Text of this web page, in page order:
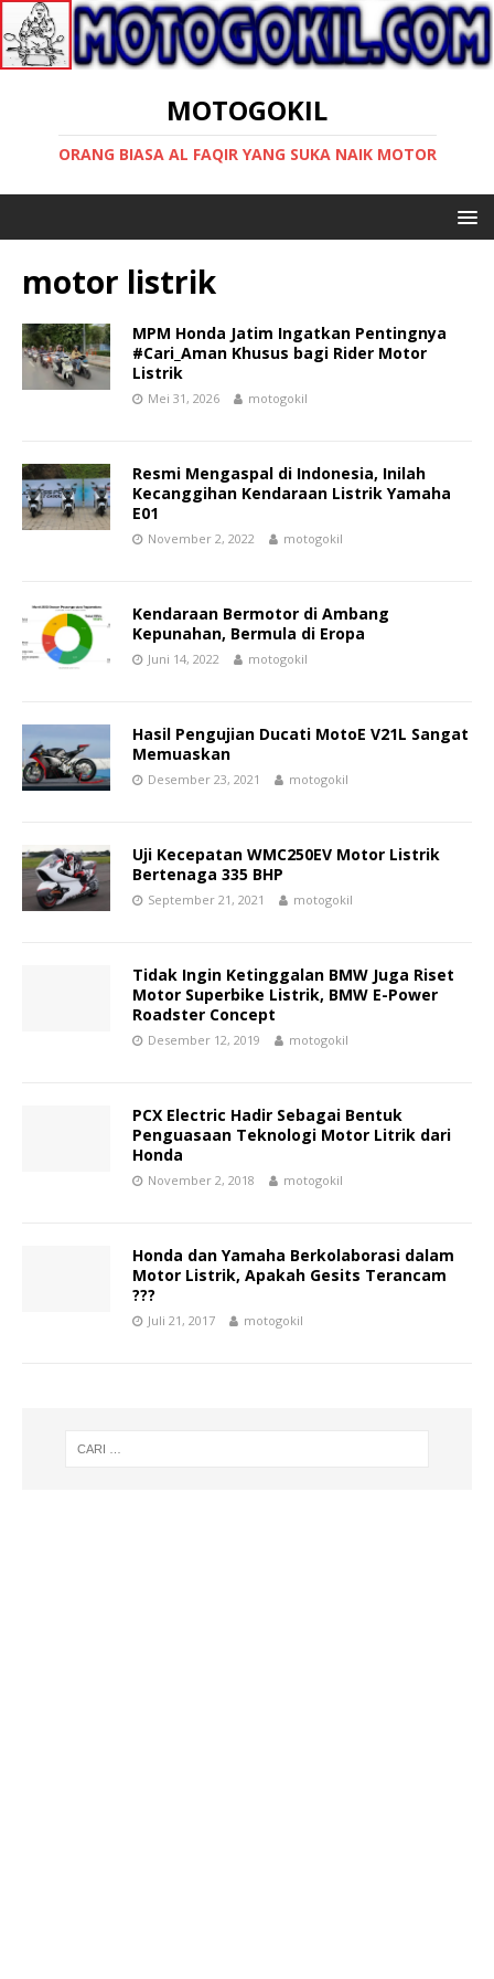
MOTOGOKIL
ORANG BIASA AL FAQIR YANG SUKA NAIK MOTOR
motor listrik
MPM Honda Jatim Ingatkan Pentingnya
#Cari_Aman Khusus bagi Rider Motor
Listrik
Mei 31, 2026 motogokil
Resmi Mengaspal di Indonesia, Inilah
Kecanggihan Kendaraan Listrik Yamaha
E01
November 2, 2022 motogokil
Kendaraan Bermotor di Ambang
Kepunahan, Bermula di Eropa
Juni 14, 2022 motogokil
Hasil Pengujian Ducati MotoE V21L Sangat
Memuaskan
Desember 23, 2021 motogokil
Uji Kecepatan WMC250EV Motor Listrik
Bertenaga 335 BHP
September 21, 2021 motogokil
Tidak Ingin Ketinggalan BMW Juga Riset
Motor Superbike Listrik, BMW E-Power
Roadster Concept
Desember 12, 2019 motogokil
PCX Electric Hadir Sebagai Bentuk
Penguasaan Teknologi Motor Litrik dari
Honda
November 2, 2018 motogokil
Honda dan Yamaha Berkolaborasi dalam
Motor Listrik, Apakah Gesits Terancam
???
Juli 21, 2017 motogokil